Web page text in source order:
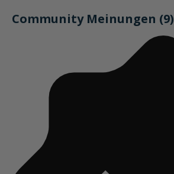
Community Meinungen (9)